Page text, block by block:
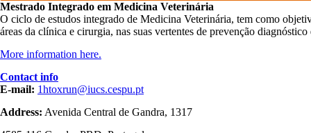
Mestrado Integrado em Medicina Veterinária
O ciclo de estudos integrado de Medicina Veterinária, tem como
áreas da clínica e cirurgia, nas suas vertentes de prevenção
More information here.
Contact info
E-mail: 1htoxrun@iucs.cespu.pt
Address: Avenida Central de Gandra, 1317